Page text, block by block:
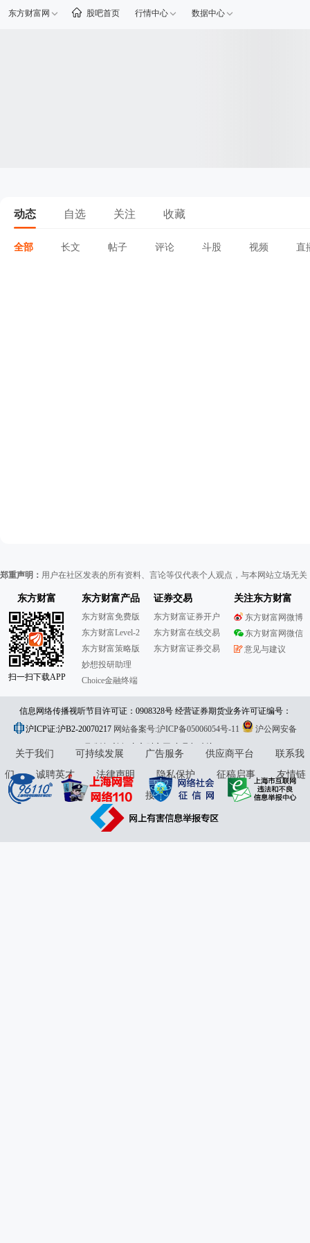
东方财富网 股吧首页 行情中心 数据中心
动态 自选 关注 收藏
全部 长文 帖子 评论 斗股 视频 直
郑重声明： 用户在社区发表的所有资料、言论等仅代表个人观点，与本网站立场无
东方财富
扫一扫下载APP
东方财富产品
东方财富免费版
东方财富Level-2
东方财富策略版
妙想投研助理
Choice金融终端
证券交易
东方财富证券开户
东方财富在线交易
东方财富证券交易
关注东方财富
东方财富网微博
东方财富网微信
意见与建议
信息网络传播视听节目许可证：0908328号 经营证券期货业务许可证编号：
913101046312860336 违法和不良信息举报:021-61278686 举报邮箱：
jubao@eastmoney.com
沪ICP证:沪B2-20070217 网站备案号:沪ICP备05006054号-11
沪公网安备
31010402000120号版权所有:东方财富网意见与建议:4000300059/952500
关于我们 可持续发展 广告服务 供应商平台
联系我
们
诚聘英才 法律声明 隐私保护 征稿启事
友情链
接